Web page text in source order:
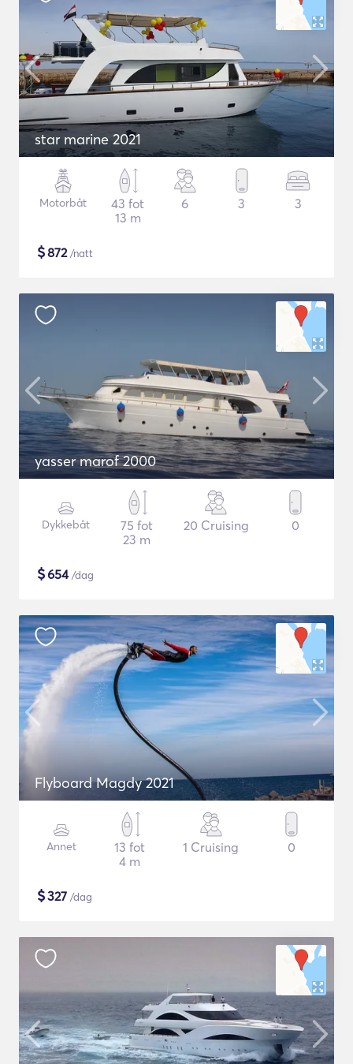
star marine 2021
Motorbåt
43 fot
13 m
6 3 3
$872/natt
yasser marof 2000
Dykkebåt
75 fot
23 m
20 Cruising 0
$654/dag
Flyboard Magdy 2021
Annet
13 fot
4 m
1 Cruising 0
$327 /dag